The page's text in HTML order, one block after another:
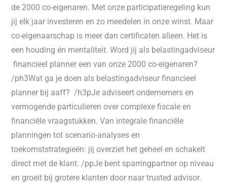
de 2000 co-eigenaren. Met onze participatieregeling kun
jij elk jaar investeren en zo meedelen in onze winst. Maar
co-eigenaarschap is meer dan certificaten alleen. Het is
een houding én mentaliteit. Word jij als belastingadviseur
financieel planner een van onze 2000 co-eigenaren?
/ph3Wat ga je doen als belastingadviseur financieel
planner bij aaff? /h3pJe adviseert ondernemers en
vermogende particulieren over complexe fiscale en
financiële vraagstukken. Van integrale financiële
planningen tot scenario-analyses en
toekomststrategieën: jij overziet het geheel en schakelt
direct met de klant. /ppJe bent sparringpartner op niveau
en groeit bij grotere klanten door naar trusted advisor.